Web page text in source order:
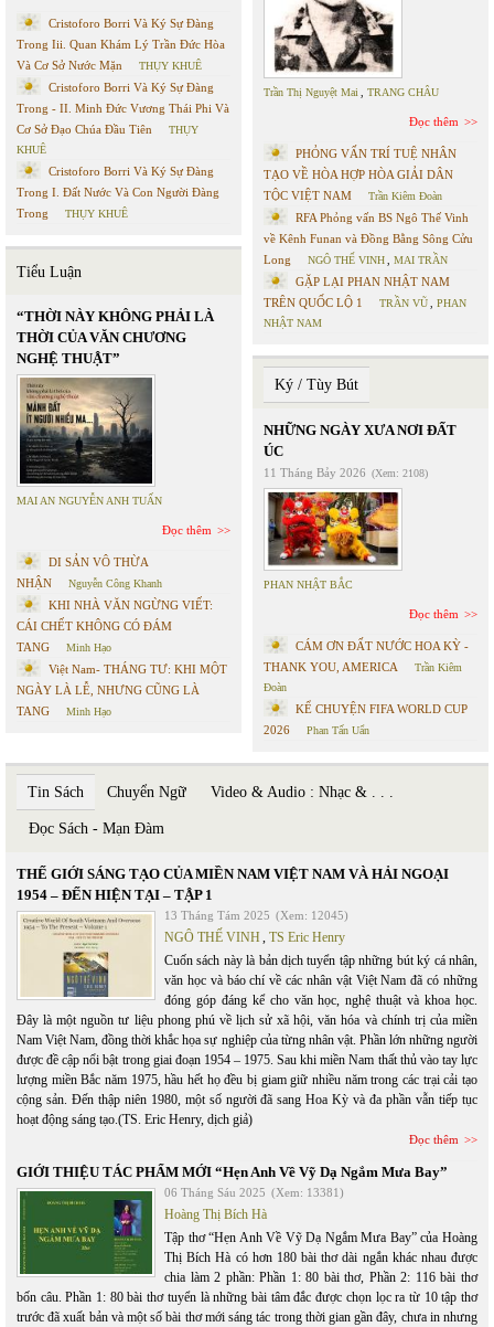
Cristoforo Borri Và Ký Sự Đàng
Trong Iii. Quan Khám Lý Trần Đức Hòa
Và Cơ Sở Nước Mặn
THỤY KHUÊ
Cristoforo Borri Và Ký Sự Đàng
Trong - II. Minh Đức Vương Thái Phi Và
Cơ Sở Đạo Chúa Đầu Tiên
THỤY
KHUÊ
Cristoforo Borri Và Ký Sự Đàng
Trong I. Đất Nước Và Con Người Đàng
Trong
THỤY KHUÊ
Tiểu Luận
“THỜI NÀY KHÔNG PHẢI LÀ
THỜI CỦA VĂN CHƯƠNG
NGHỆ THUẬT”
MAI AN NGUYỄN ANH TUẤN
Đọc thêm
DI SẢN VÔ THỪA
NHẬN
Nguyễn Công Khanh
KHI NHÀ VĂN NGỪNG VIẾT:
CÁI CHẾT KHÔNG CÓ ĐÁM
TANG
Minh Hạo
Việt Nam- THÁNG TƯ: KHI MỘT
NGÀY LÀ LỄ, NHƯNG CŨNG LÀ
TANG
Minh Hạo
Trần Thị Nguyệt Mai TRANG CHÂU
Đọc thêm
PHỎNG VẤN TRÍ TUỆ NHÂN
TẠO VỀ HÒA HỢP HÒA GIẢI DÂN
TỘC VIỆT NAM
Trần Kiêm Đoàn
RFA Phỏng vấn BS Ngô Thế Vinh
về Kênh Funan và Đồng Bằng Sông Cửu
Long
NGÔ THẾ VINH MAI TRẦN
GẶP LẠI PHAN NHẬT NAM
TRÊN QUỐC LỘ 1
TRẦN VŨ
PHAN
NHẬT NAM
Ký / Tùy Bút
NHỮNG NGÀY XƯA NƠI ĐẤT
ÚC
11 Tháng Bảy 2026 (Xem: 2108)
PHAN NHẬT BẮC
Đọc thêm
CÁM ƠN ĐẤT NƯỚC HOA KỲ -
THANK YOU, AMERICA
Trần Kiêm
Đoàn
KỂ CHUYỆN FIFA WORLD CUP
2026
Phan Tấn Uẩn
Tin Sách Chuyển Ngữ Video & Audio : Nhạc & . . .
Đọc Sách - Mạn Đàm
THẾ GIỚI SÁNG TẠO CỦA MIỀN NAM VIỆT NAM VÀ HẢI NGOẠI
1954 – ĐẾN HIỆN TẠI – TẬP 1
13 Tháng Tám 2025 (Xem: 12045)
NGÔ THẾ VINH, TS Eric Henry
Cuốn sách này là bản dịch tuyển tập những bút ký cá nhân,
văn học và báo chí về các nhân vật Việt Nam đã có những
đóng góp đáng kể cho văn học, nghệ thuật và khoa học.
Đây là một nguồn tư liệu phong phú về lịch sử xã hội, văn hóa và chính trị của miền
Nam Việt Nam, đồng thời khắc họa sự nghiệp của từng nhân vật. Phần lớn những người
được đề cập nổi bật trong giai đoạn 1954 – 1975. Sau khi miền Nam thất thủ vào tay lực
lượng miền Bắc năm 1975, hầu hết họ đều bị giam giữ nhiều năm trong các trại cải tạo
cộng sản. Đến thập niên 1980, một số người đã sang Hoa Kỳ và đa phần vẫn tiếp tục
hoạt động sáng tạo.(TS. Eric Henry, dịch giả)
Đọc thêm
GIỚI THIỆU TÁC PHẨM MỚI “Hẹn Anh Về Vỹ Dạ Ngắm Mưa Bay”
06 Tháng Sáu 2025 (Xem: 13381)
Hoàng Thị Bích Hà
Tập thơ “Hẹn Anh Về Vỹ Dạ Ngắm Mưa Bay” của Hoàng
Thị Bích Hà có hơn 180 bài thơ dài ngắn khác nhau được
chia làm 2 phần: Phần 1: 80 bài thơ, Phần 2: 116 bài thơ
bốn câu. Phần 1: 80 bài thơ tuyển là những bài tâm đắc được chọn lọc ra từ 10 tập thơ
trước đã xuất bản và một số bài thơ mới sáng tác trong thời gian gần đây, chưa in nhưng